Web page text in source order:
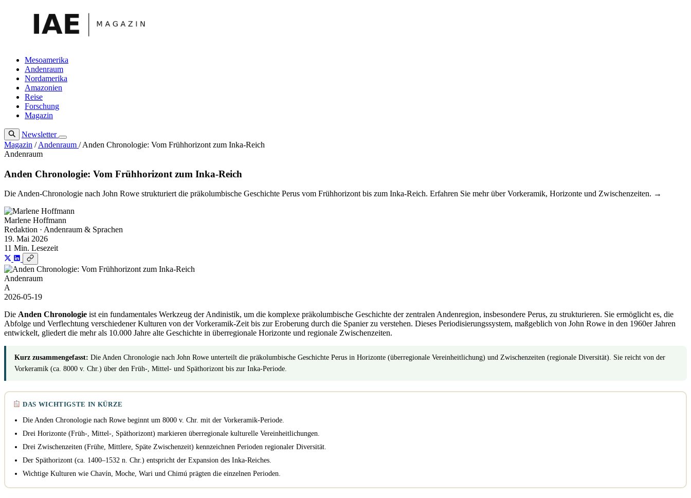
Mesoamerika
Andenraum
Nordamerika
Amazonien
Reise
Forschung
Magazin
Newsletter
Magazin / Andenraum / Anden Chronologie: Vom Frühhorizont zum Inka-Reich
Andenraum
Anden Chronologie: Vom Frühhorizont zum Inka-Reich
Die Anden-Chronologie nach John Rowe strukturiert die präkolumbische Geschichte Perus vom Frühhorizont bis zum Inka-Reich. Erfahren Sie mehr über Vorkeramik, Horizonte und Zwischenzeiten. →
Marlene Hoffmann
Redaktion · Andenraum & Sprachen
19. Mai 2026
11 Min. Lesezeit
Andenraum
A
2026-05-19
Die Anden Chronologie ist ein fundamentales Werkzeug der Andinistik, um die komplexe präkolumbische Geschichte der zentralen Andenregion, insbesondere Perus, zu strukturieren. Sie ermöglicht es, die
Abfolge und Verflechtung verschiedener Kulturen von der Vorkeramik-Zeit bis zur Eroberung durch die Spanier zu verstehen. Dieses Periodisierungssystem, maßgeblich von John Rowe in den 1960er Jahren
entwickelt, gliedert die mehr als 10.000 Jahre alte Geschichte in überregionale Horizonte und regionale Zwischenzeiten.
Kurz zusammengefasst: Die Anden Chronologie nach John Rowe unterteilt die präkolumbische Geschichte Perus in Horizonte (überregionale Vereinheitlichung) und Zwischenzeiten (regionale Diversität). Sie reicht von der
Vorkeramik (ca. 8000 v. Chr.) über den Früh-, Mittel- und Späthorizont bis zur Inka-Periode.
DAS WICHTIGSTE IN KÜRZE
Die Anden Chronologie nach Rowe beginnt um 8000 v. Chr. mit der Vorkeramik-Periode.
Drei Horizonte (Früh-, Mittel-, Späthorizont) markieren überregionale kulturelle Vereinheitlichungen.
Drei Zwischenzeiten (Frühe, Mittlere, Späte Zwischenzeit) kennzeichnen Perioden regionaler Diversität.
Der Späthorizont (ca. 1400–1532 n. Chr.) entspricht der Expansion des Inka-Reiches.
Wichtige Kulturen wie Chavín, Moche, Wari und Chimú prägten die einzelnen Perioden.